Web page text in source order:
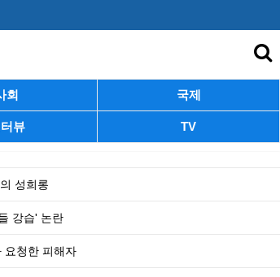
회 국제
뷰 TV
성희롱
강습' 논란
요청한 피해자